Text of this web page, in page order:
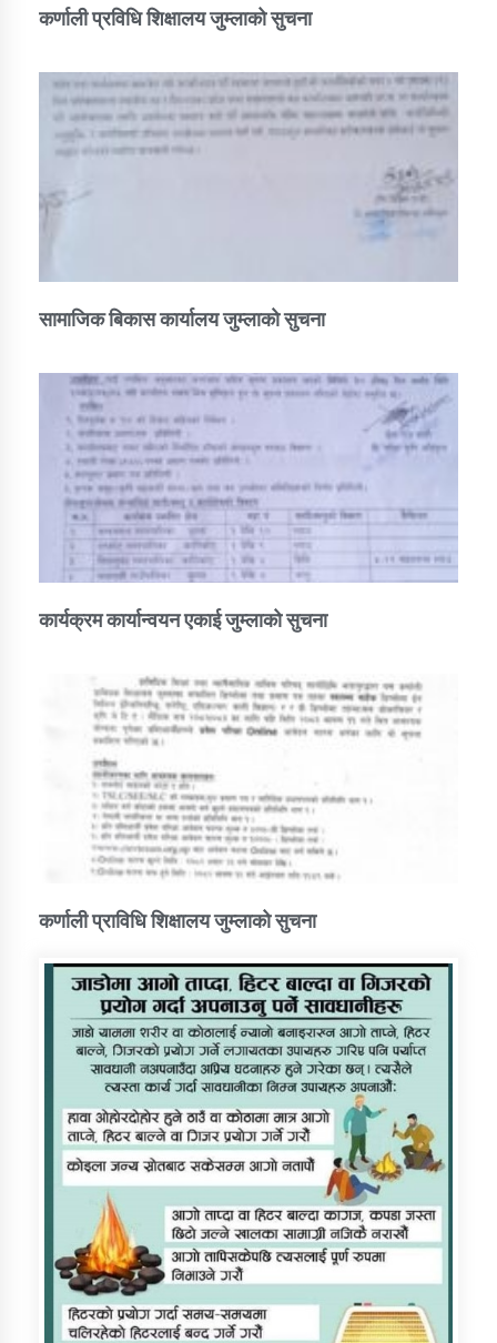
कर्णाली प्रविधि शिक्षालय जुम्लाको सुचना
सामाजिक बिकास कार्यालय जुम्लाकाे सुचना
कार्यक्रम कार्यान्वयन एकाई जुम्लाको सुचना
कर्णाली प्राविधि शिक्षालय जुम्लाको सुचना